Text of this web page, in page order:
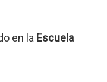
en la Escuela